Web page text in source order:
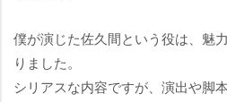
僕が演じた佐久間という役は、魅
りました。
シリアスな内容ですが、演出や脚